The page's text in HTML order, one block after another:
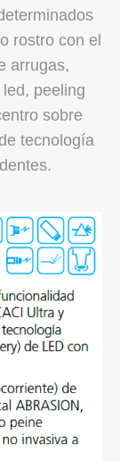
rostro con el
arrugas,
peeling
sobre
tecnología